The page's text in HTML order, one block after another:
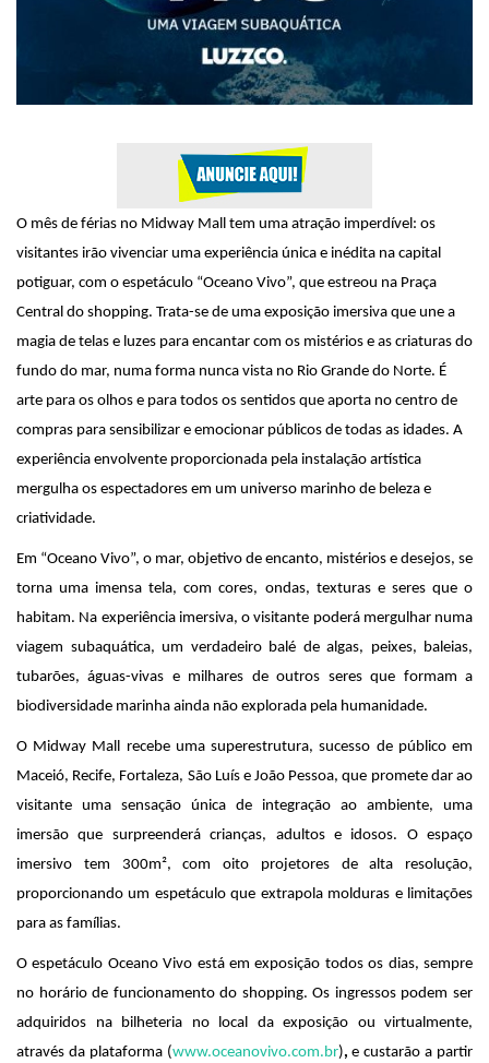
O mês de férias no Midway Mall tem uma atração imperdível: os
visitantes irão vivenciar uma experiência única e inédita na capital
potiguar, com o espetáculo “Oceano Vivo”, que estreou na Praça
Central do shopping. Trata-se de uma exposição imersiva que une a
magia de telas e luzes para encantar com os mistérios e as criaturas do
fundo do mar, numa forma nunca vista no Rio Grande do Norte. É
arte para os olhos e para todos os sentidos que aporta no centro de
compras para sensibilizar e emocionar públicos de todas as idades. A
experiência envolvente proporcionada pela instalação artística
mergulha os espectadores em um universo marinho de beleza e
criatividade.
Em “Oceano Vivo”, o mar, objetivo de encanto, mistérios e desejos, se
torna uma imensa tela, com cores, ondas, texturas e seres que o
habitam. Na experiência imersiva, o visitante poderá mergulhar numa
viagem subaquática, um verdadeiro balé de algas, peixes, baleias,
tubarões, águas-vivas e milhares de outros seres que formam a
biodiversidade marinha ainda não explorada pela humanidade.
O Midway Mall recebe uma superestrutura, sucesso de público em
Maceió, Recife, Fortaleza, São Luís e João Pessoa, que promete dar ao
visitante uma sensação única de integração ao ambiente, uma
imersão que surpreenderá crianças, adultos e idosos. O espaço
imersivo
tem
300m², com oito projetores de alta resolução,
proporcionando um espetáculo que extrapola molduras e limitações
para as famílias.
O espetáculo Oceano Vivo está em exposição todos os dias, sempre
no horário de funcionamento do shopping. Os ingressos podem ser
adquiridos na bilheteria no local da exposição ou virtualmente,
através da plataforma (www.oceanovivo.com.br), e custarão a partir